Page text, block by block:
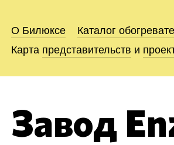
О Билюксе Каталог
Карта представительств и
О Билюксе Каталог
Карта представительств и
Завод